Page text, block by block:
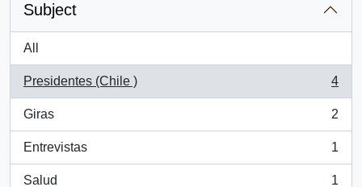
Subject
All
Presidentes (Chile )
, 4 results
4
Giras
, 2 results
2
Entrevistas
, 1 results
1
Salud 1